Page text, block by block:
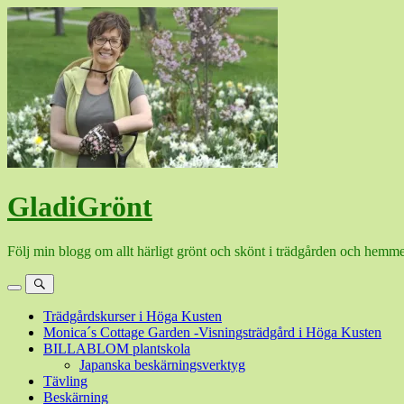
Hoppa
GladiGrönt
Följ min blogg om allt härligt grönt och skönt i trädgården och
MenySök
Trädgårdskurser i Höga Kusten
Monica´s Cottage Garden -Visningsträdgård i Höga Kusten
BILLABLOM plantskola
Japanska beskärningsverktyg
Tävling
Beskärning